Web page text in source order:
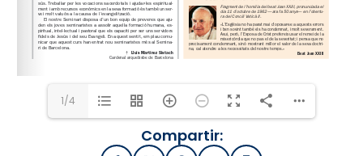
1/4
Compartir: